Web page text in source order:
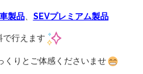
製品、 SEVプレミアム製品
で行えます
くりとご体感くださいませ